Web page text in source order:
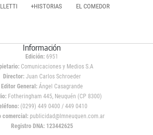
+HISTORIAS EL COMEDOR
Información
Edición: 6951
Comunicaciones y Medios S.A
Director: Juan Carlos Schroeder
Editor General:Ángel Casagrande
Fotheringham 445, Neuquén (CP 8300)
(0299) 449 0400 / 449 0410
comercial: publicidad@lmneuquen.com.ar
Registro DNA: 123442625